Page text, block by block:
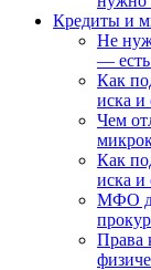
Кредиты и
Не
—
Как
иска и
Чем
Как
иска и
МФО
Права